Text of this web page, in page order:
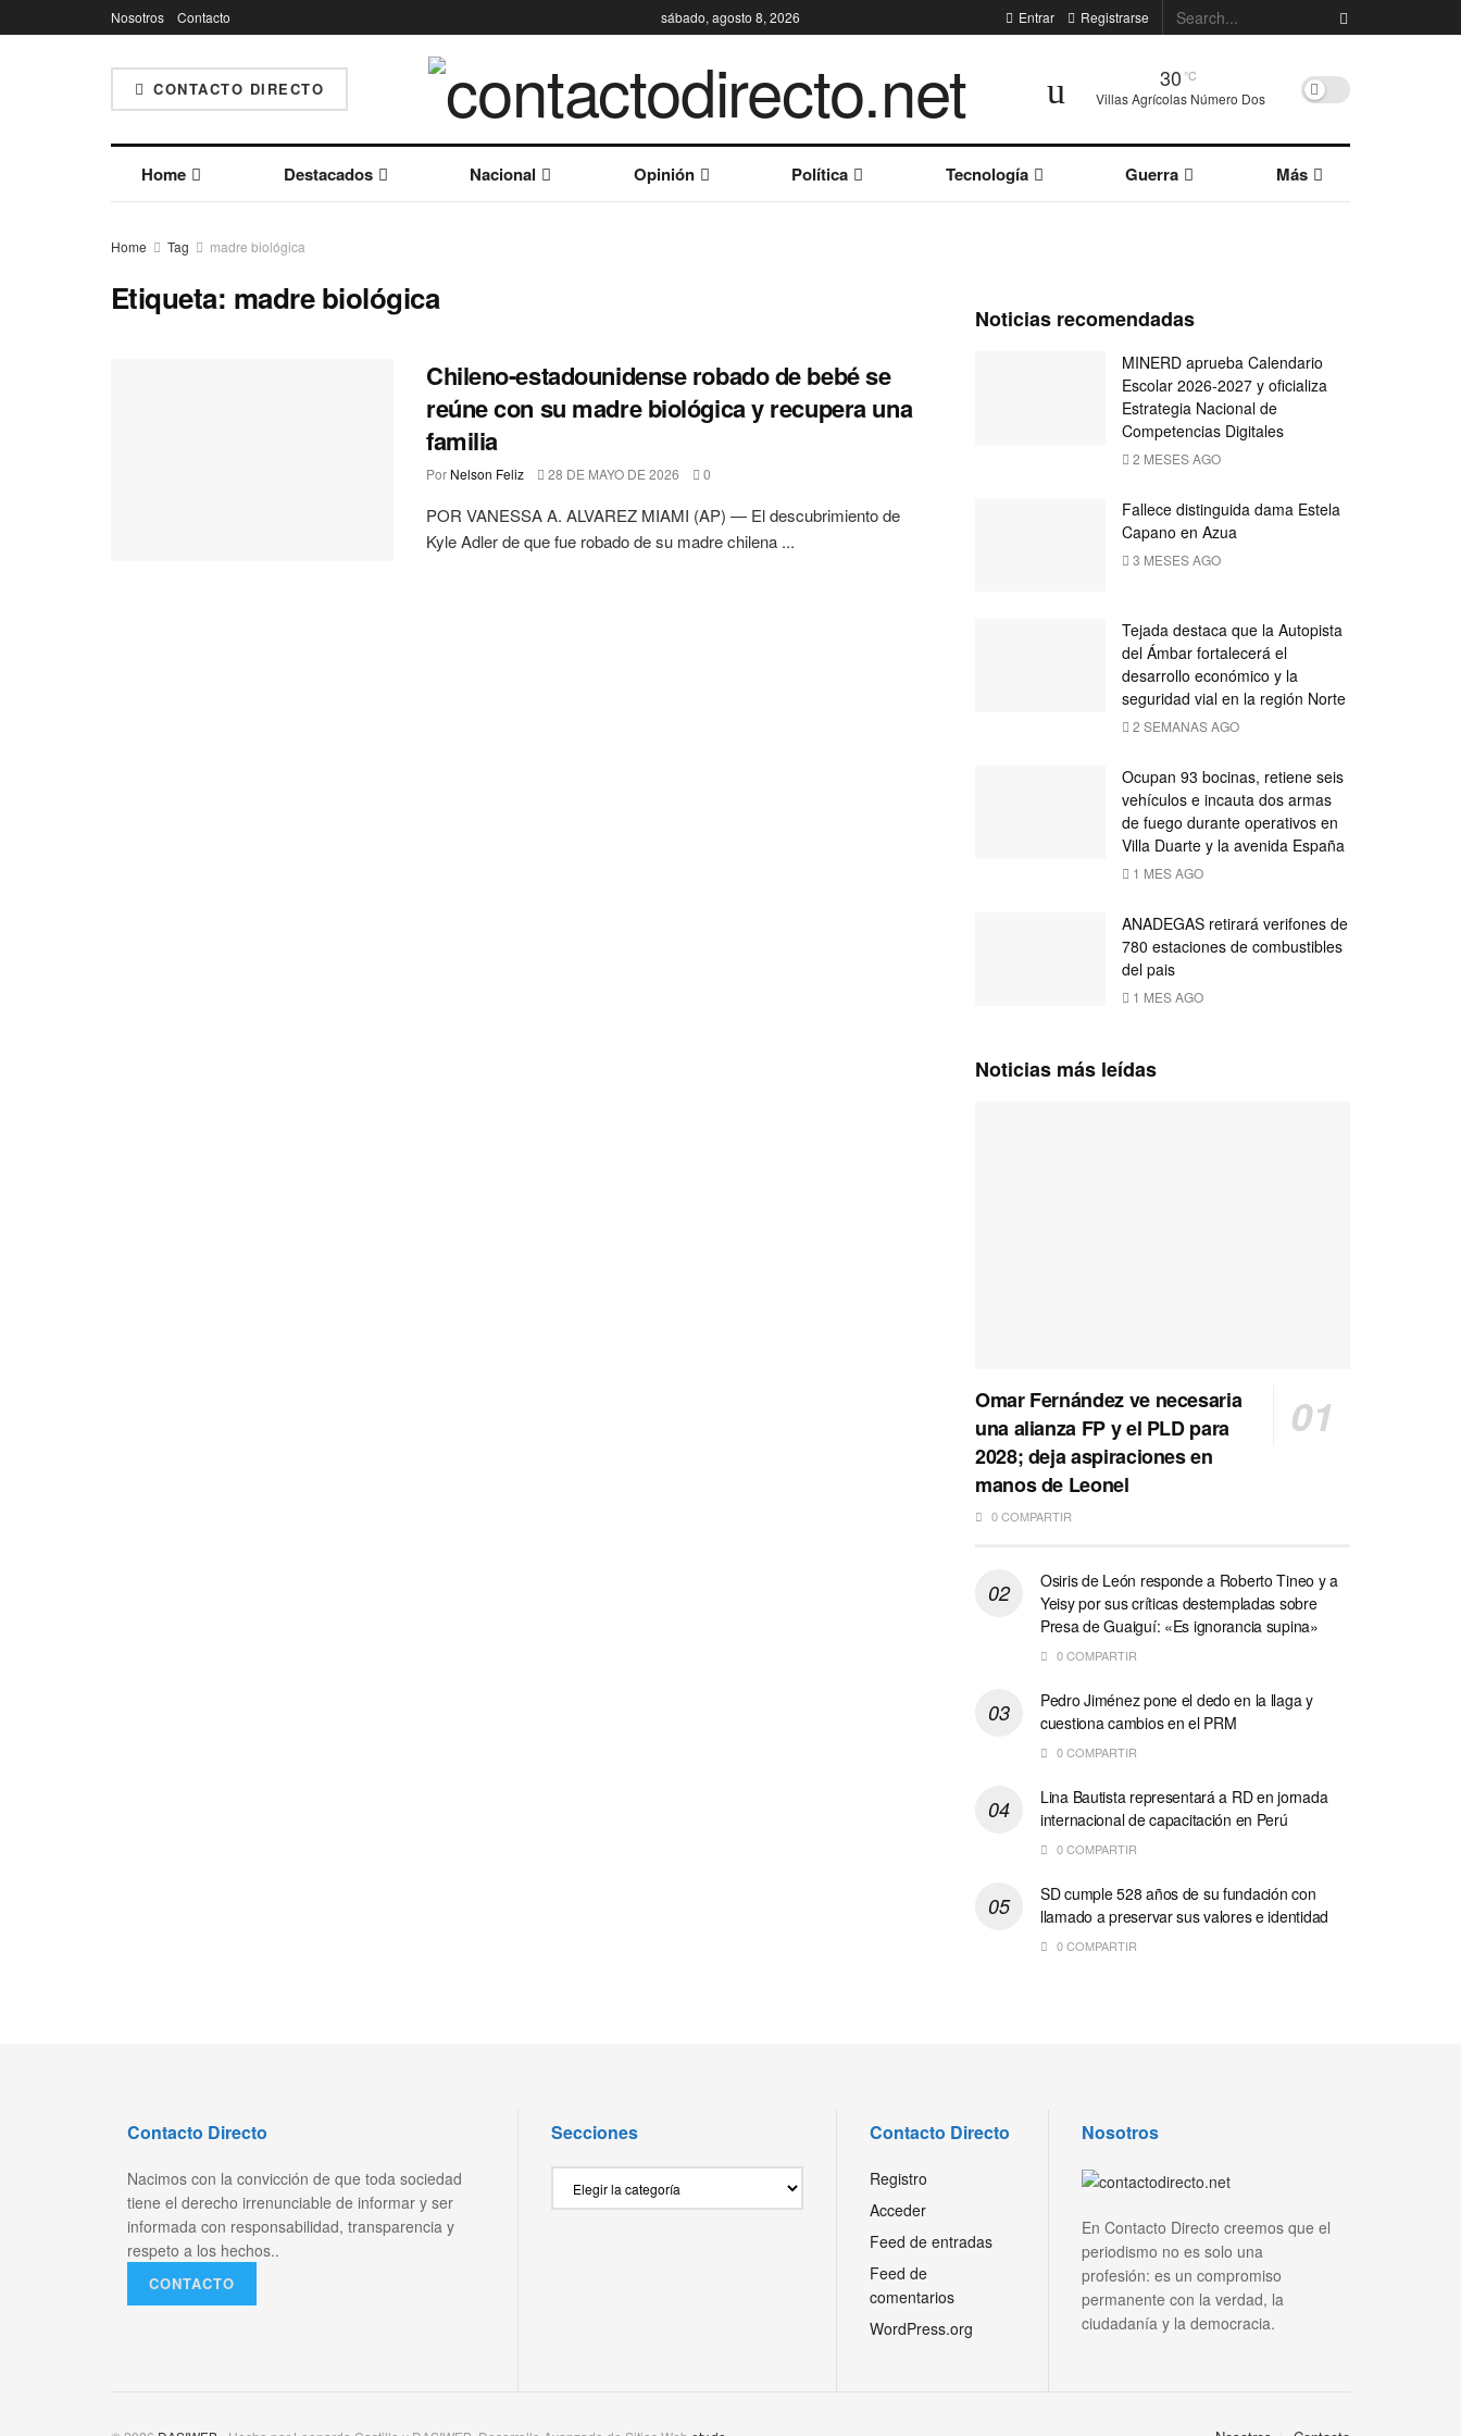
Nosotros Contacto sábado, agosto 8, 2026 Entrar Registrarse
CONTACTO DIRECTO 30 °C
Villas Agrícolas Número Dos
Home Destacados Nacional Opinión Política Tecnología Guerra Más
Home Tag madre biológica
Etiqueta: madre biológica
Chileno-estadounidense robado de bebé se
reúne con su madre biológica y recupera una
familia
Por Nelson Feliz 28 DE MAYO DE 2026 0
POR VANESSA A. ALVAREZ MIAMI (AP) — El descubrimiento de
Kyle Adler de que fue robado de su madre chilena ...
Noticias recomendadas
MINERD aprueba Calendario
Escolar 2026-2027 y oficializa
Estrategia Nacional de
Competencias Digitales
2 MESES AGO
Fallece distinguida dama Estela
Capano en Azua
3 MESES AGO
Tejada destaca que la Autopista
del Ámbar fortalecerá el
desarrollo económico y la
seguridad vial en la región Norte
2 SEMANAS AGO
Ocupan 93 bocinas, retiene seis
vehículos e incauta dos armas
de fuego durante operativos en
Villa Duarte y la avenida España
1 MES AGO
ANADEGAS retirará verifones de
780 estaciones de combustibles
del pais
1 MES AGO
Noticias más leídas
Omar Fernández ve necesaria
una alianza FP y el PLD para
2028; deja aspiraciones en
manos de Leonel
0 COMPARTIR
Osiris de León responde a Roberto Tineo y a
Yeisy por sus críticas destempladas sobre
Presa de Guaiguí: «Es ignorancia supina»
0 COMPARTIR
Pedro Jiménez pone el dedo en la llaga y
cuestiona cambios en el PRM
0 COMPARTIR
Lina Bautista representará a RD en jornada
internacional de capacitación en Perú
0 COMPARTIR
SD cumple 528 años de su fundación con
llamado a preservar sus valores e identidad
0 COMPARTIR
Contacto Directo
Nacimos con la convicción de que toda sociedad
tiene el derecho irrenunciable de informar y ser
informada con responsabilidad, transparencia y
respeto a los hechos..
CONTACTO
Secciones Contacto Directo
Registro
Acceder
Feed de entradas
Feed de
comentarios
WordPress.org
Nosotros
En Contacto Directo creemos que el
periodismo no es solo una
profesión: es un compromiso
permanente con la verdad, la
ciudadanía y la democracia.